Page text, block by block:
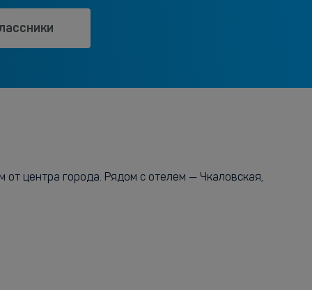
от центра города. Рядом с отелем — Чкаловская,